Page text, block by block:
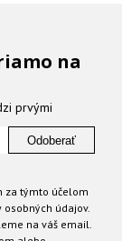
na
prvými
Odoberať
za týmto účelom
údajov.
na váš email.